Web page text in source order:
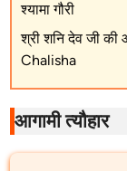
श्यामा गौरी
श्री शनि देव जी
Chalisha
आगामी त्यौहार